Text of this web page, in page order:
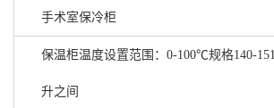
手术室保冷柜
保温柜温度设置范围：0-100℃规格140-151
升之间